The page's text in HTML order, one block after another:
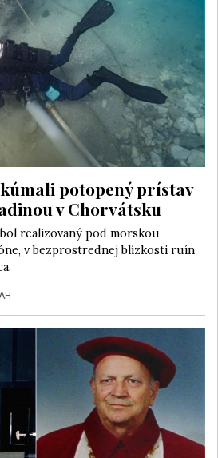
potopený prístav
v Chorvátsku
realizovaný pod morskou
v bezprostrednej blízkosti ruín